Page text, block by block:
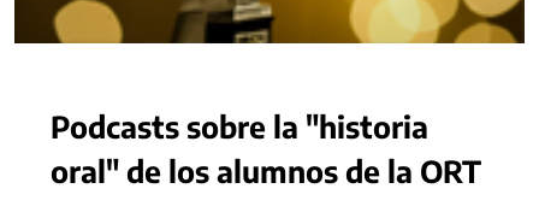
Podcasts sobre la "historia
oral" de los alumnos de la ORT